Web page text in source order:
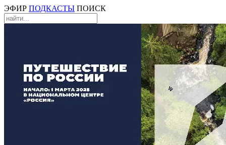
ЭФИР ПОДКАСТЫ ПОИСК